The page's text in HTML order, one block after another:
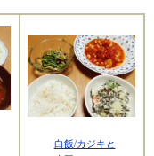
白飯/カジキと